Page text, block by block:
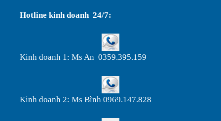
Hotline kinh doanh 24/7:
Kinh doanh 1: Ms An 0359.395.159
Kinh doanh 2: Ms Bình 0969.147.828